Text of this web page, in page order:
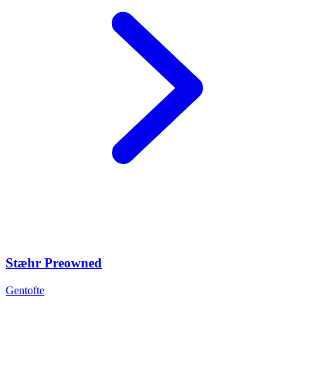
Stæhr Preowned
Gentofte